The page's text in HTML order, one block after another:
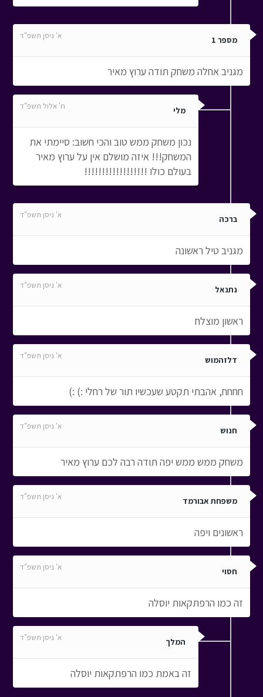
מספר 1 א' ניסן תשפ"ד
מגניב אחלה משחק תודה ערוץ מאיר
מלי ח' אלול תשפ"ד
נכון משחק ממש טוב והכי חשוב: סיימתי את
המשחק!!! איזה מושלם אין על ערוץ מאיר
בעולם כולו !!!!!!!!!!!!!!!!!!
ברכה א' ניסן תשפ"ד
מגניב טיל ראשונה
נתנאל א' ניסן תשפ"ד
ראשון מוצלח
דלזהמוש א' ניסן תשפ"ד
חחחח, אהבתי תקטע שעכשיו תור של רחלי :) :)
חנוש א' ניסן תשפ"ד
משחק ממש ממש יפה תודה רבה לכם ערוץ מאיר
משפחת אבורמד א' ניסן תשפ"ד
ראשונים ויפה
חסוי א' ניסן תשפ"ד
זה כמו הרפתקאות יוסלה
המלך א' ניסן תשפ"ד
זה באמת כמו הרפתקאות יוסלה